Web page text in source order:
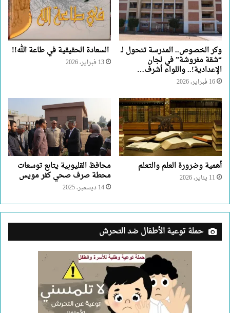
وكر الخصوص.. المدرسة تتحول لـ
“شقة مفروشة” في لجان
الإعدادية!.. واللواء أشرف…
16 فبراير، 2026
السعادة الحقيقية في طاعة الله!!
13 فبراير، 2026
أهمية وضرورة العلم والتعلم
11 يناير، 2026
محافظ القليوبية يتابع توسعات
محطة صرف صحي كفر مويس
14 ديسمبر، 2025
حملة توعية الأطفال ضد التحرش